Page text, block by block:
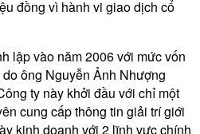
đồng vì hành vi giao dịch cổ
lập vào năm 2006 với mức vốn
ông Nguyễn Ảnh Nhượng
ty này khởi đầu với chỉ một
cung cấp thông tin giải trí giới
kinh doanh với 2 lĩnh vực chính